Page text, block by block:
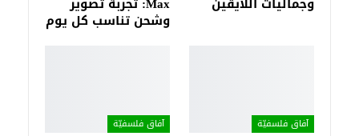
وشحن تناسب كل يوم
آفاق فلسفيّة‎ آفاق فلسفيّة‎